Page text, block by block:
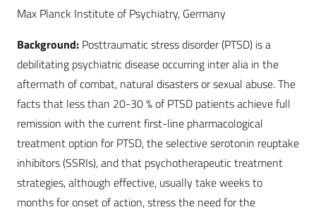
Max Planck Institute of Psychiatry, Germany
Background: Posttraumatic stress disorder (PTSD) is a
debilitating psychiatric disease occurring inter alia in the
aftermath of combat, natural disasters or sexual abuse. The
facts that less than 20-30 % of PTSD patients achieve full
remission with the current first-line pharmacological
treatment option for PTSD, the selective serotonin reuptake
inhibitors (SSRIs), and that psychotherapeutic treatment
strategies, although effective, usually take weeks to
months for onset of action, stress the need for the